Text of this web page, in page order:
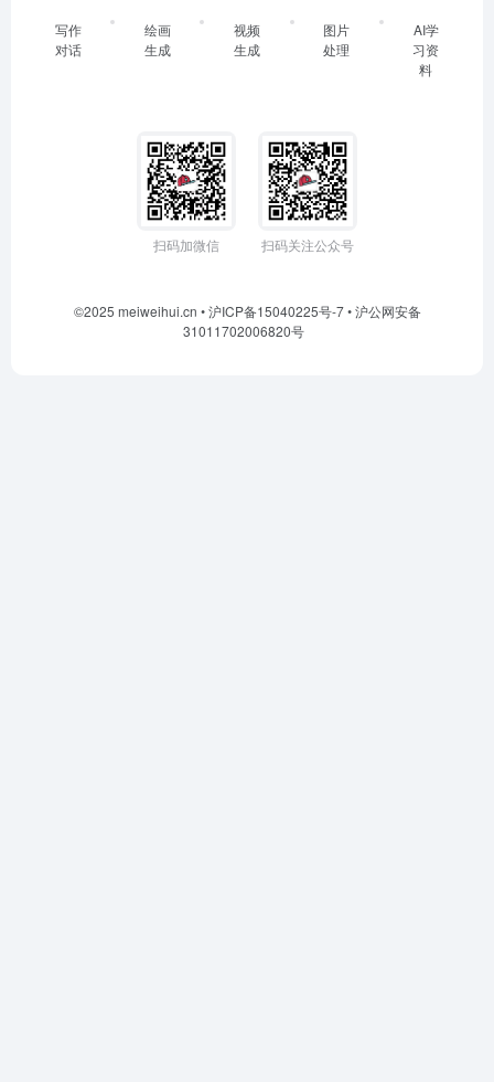
写作
对话
绘画
生成
视频
生成
图片
处理
AI学
习资
料
扫码加微信 扫码关注公众号
©2025 meiweihui.cn •沪ICP备15040225号-7•沪公网安备
31011702006820号